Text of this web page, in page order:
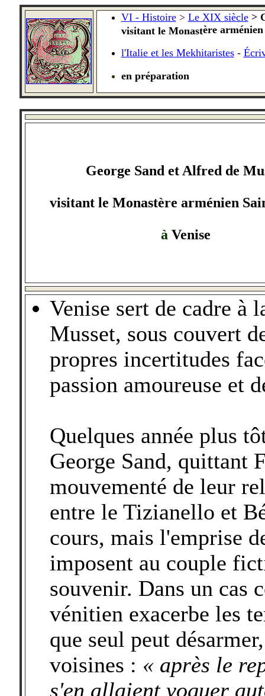
VI - Histoire> Le XIX siècle>
visitant le Monastère
l'Italie et les Mekhitaristes-
en préparation
-
George Sand et Alfred de
visitant le Monastère arménien
à Venise
-
Venise sert de cadre à
Musset, sous couvert
propres incertitudes
passion amoureuse et
Quelques année plus
George Sand, quittant
mouvementé de leur
entre le Tizianello et
cours, mais l'emprise
imposent au couple
souvenir. Dans un cas
vénitien exacerbe les
que seul peut
voisines : « après le
s'en allaient voguer